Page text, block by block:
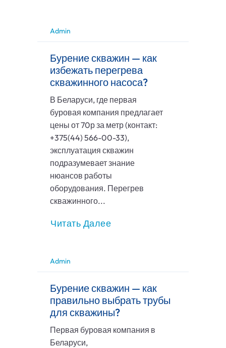
Admin
Бурение скважин — как
избежать перегрева
скважинного насоса?
В Беларуси, где первая
буровая компания предлагает
цены от 70р за метр (контакт:
+375(44) 566-00-33),
эксплуатация скважин
подразумевает знание
нюансов работы
оборудования. Перегрев
скважинного...
Читать Далее
Admin
Бурение скважин — как
правильно выбрать трубы
для скважины?
Первая буровая компания в
Беларуси,